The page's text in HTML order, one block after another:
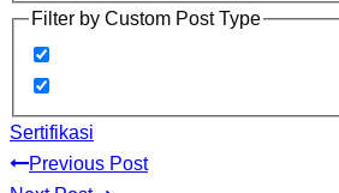
Filter by Custom Post Type
Sertifikasi
Previous Post